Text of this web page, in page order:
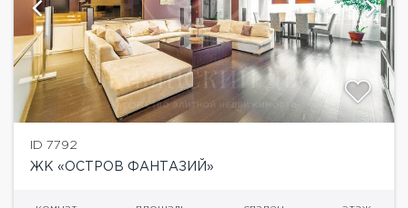
ID 7792
ЖК «ОСТРОВ ФАНТАЗИЙ»